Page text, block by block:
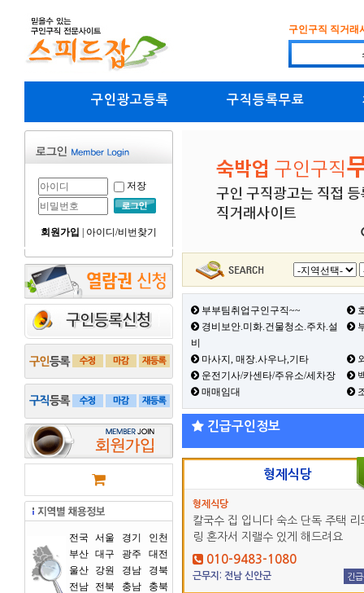
구인구직 직거래
구인광고등록 구직등록무료
저장
회원가입 아이디/비번찾기
전국 서울 경기
인천
부산 대구 광주
대전
울산
강원 경남
경북
전남
전북 충남
충북
부부팀취업구인구직~~
경비보안.미화.건물청소.주차.설
비
마사지, 매장.사우나,기타
운전기사/카센타/주유소/세차장
매매임대
긴급구인정보
형제식당
형제식당
칼국수 집 입니다 숙소 단독 주택 리
링 혼자서 지랠수 있게 해드려요
010-9483-1080
근무지: 전남 신안군 긴